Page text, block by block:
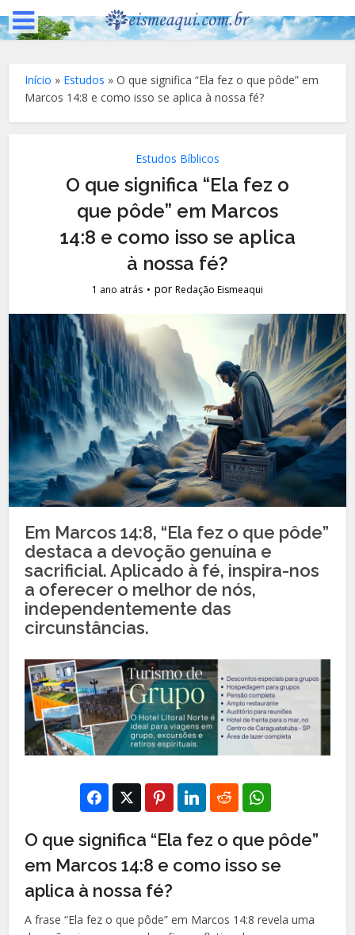
Início » Estudos »O que significa “Ela fez o que pôde” em
Marcos 14:8 e como isso se aplica à nossa fé?
Estudos Bíblicos
O que significa “Ela fez o
que pôde” em Marcos
14:8 e como isso se aplica
à nossa fé?
1 ano atrás porRedação Eismeaqui
Em Marcos 14:8, “Ela fez o que pôde”
destaca a devoção genuína e
sacrificial. Aplicado à fé, inspira-nos
a oferecer o melhor de nós,
independentemente das
circunstâncias.
O que significa “Ela fez o que pôde”
em Marcos 14:8 e como isso se
aplica à nossa fé?
A frase “Ela fez o que pôde” em Marcos 14:8 revela uma